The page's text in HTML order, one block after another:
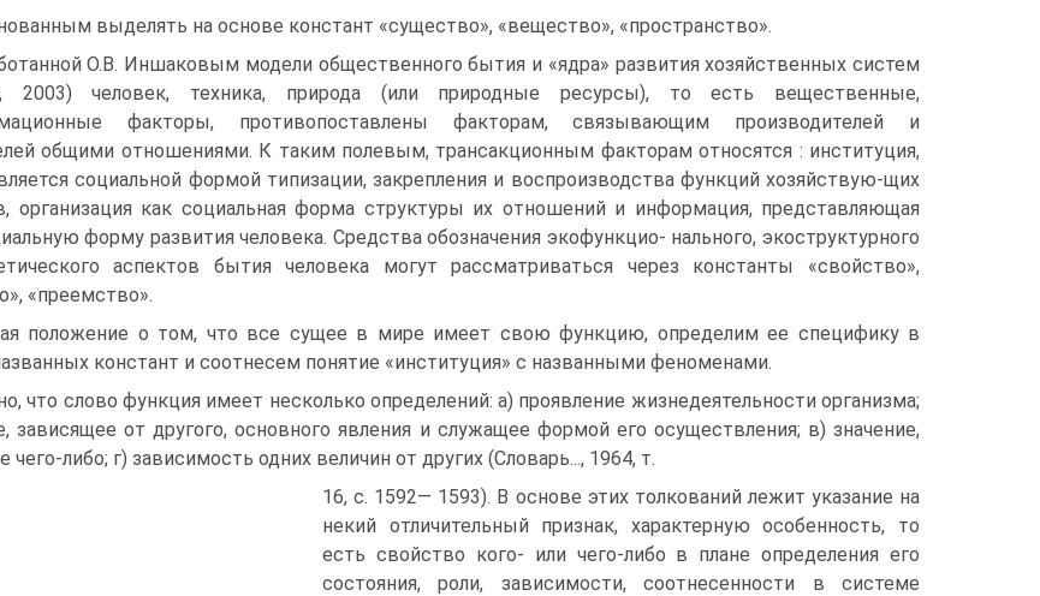
выделять на основе констант «существо», «вещество», «пространство».
О.В. Иншаковым модели общественного бытия и «ядра» развития хозяйственных систем
2003) человек, техника, природа (или природные ресурсы), то есть вещественные,
факторы, противопоставлены факторам, связывающим производителей и
общими отношениями. К таким полевым, трансакционным факторам относятся : институция,
социальной формой типизации, закрепления и воспроизводства функций хозяйствую-щих
организация как социальная форма структуры их отношений и информация, представляющая
форму развития человека. Средства обозначения экофункцио- нального, экоструктурного
аспектов бытия человека могут рассматриваться через константы «свойство»,
«преемство».
положение о том, что все сущее в мире имеет свою функцию, определим ее специфику в
констант и соотнесем понятие «институция» с названными феноменами.
что слово функция имеет несколько определений: а) проявление жизнедеятельности организма;
зависящее от другого, основного явления и служащее формой его осуществления; в) значение,
чего-либо; г) зависимость одних величин от других (Словарь..., 1964, т.
16, с. 1592— 1593). В основе этих толкований лежит указание на
некий отличительный признак, характерную особенность, то
есть свойство кого- или чего-либо в плане определения его
состояния, роли, зависимости, соотнесенности в системе